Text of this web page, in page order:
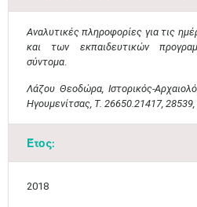
Αναλυτικές πληροφορίες για τις
και των εκπαιδευτικών
σύντομα.
Λάζου Θεοδώρα, Ιστορικός-
Ηγουμενίτσας, Τ. 26650.21417, 28539,
Έτος:
2018
• • •
11
• •
•
18
•
19
•
20
•
• • • •